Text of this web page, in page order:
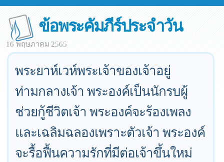
ข้อพระคัมภีร์ประจำวัน
16 พฤษภาคม 2565
พระยาห์เวห์พระเจ้าของเจ้าอยู่
ท่ามกลางเจ้า พระองค์เป็นนักรบผู้
ช่วยกู้ชีวิตเจ้า พระองค์จะร้องเพลง
และเฉลิมฉลองเพราะตัวเจ้า พระองค์
จะรื้อฟื้นความรักที่มีต่อเจ้าขึ้นใหม่